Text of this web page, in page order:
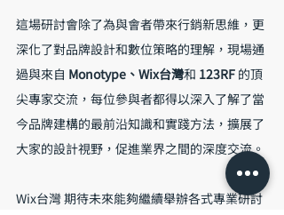
這場研討會除了為與會者帶來行銷新思維，更
深化了對品牌設計和數位策略的理解，現場通
過與來自 Monotype、Wix台灣和 123RF 的頂
尖專家交流，每位參與者都得以深入了解了當
今品牌建構的最前沿知識和實踐方法，擴展了
大家的設計視野，促進業界之間的深度交流。
Wix台灣 期待未來能夠繼續舉辦各式專業研討